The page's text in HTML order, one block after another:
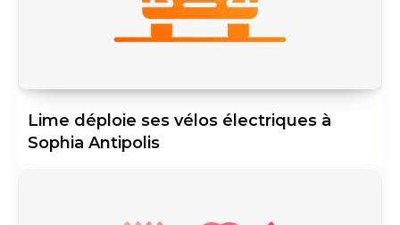
Lime déploie ses vélos électriques à
Sophia Antipolis